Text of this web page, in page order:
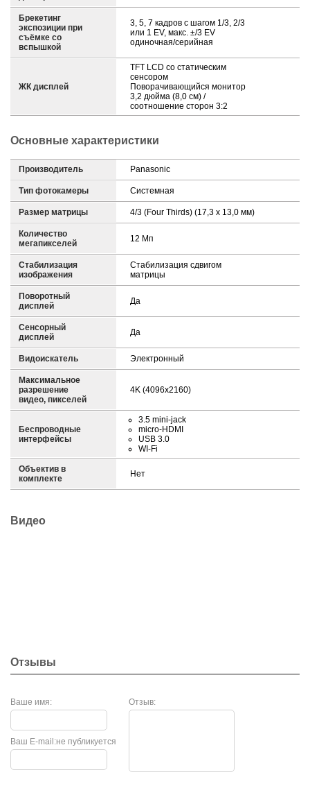
Брекетинг
экспозиции при
съёмке со
вспышкой
3, 5, 7 кадров с шагом 1/3, 2/3
или 1 EV, макс. ±/3 EV
одиночная/серийная
ЖК дисплей
TFT LCD со статическим
сенсором
Поворачивающийся монитор
3,2 дюйма (8,0 см) /
соотношение сторон 3:2
Основные характеристики
Производитель Panasonic
Тип фотокамеры Системная
Размер матрицы 4/3 (Four Thirds) (17,3 x 13,0 мм)
Количество
мегапикселей
12 Мп
Стабилизация
изображения
Стабилизация сдвигом
матрицы
Поворотный
дисплей
Да
Сенсорный
дисплей
Да
Видоискатель Электронный
Максимальное
разрешение
видео, пикселей
4K (4096x2160)
Беспроводные
интерфейсы
3.5 mini-jack
micro-HDMI
USB 3.0
WI-Fi
Объектив в
комплекте
Нет
Видео
Отзывы
Ваше имя: Отзыв:
не публикуется
Ваш E-mail: